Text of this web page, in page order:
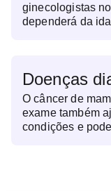
ginecologistas
dependerá da
consultar o
Doenças
O câncer de
exame também
condições e